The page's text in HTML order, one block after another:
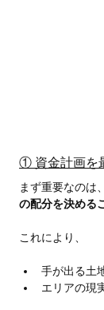
① 資金計画を
まず重要なのは、
の配分を決める
これにより、
手が出る土
エリアの現